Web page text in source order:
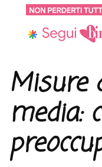
Misure
media: